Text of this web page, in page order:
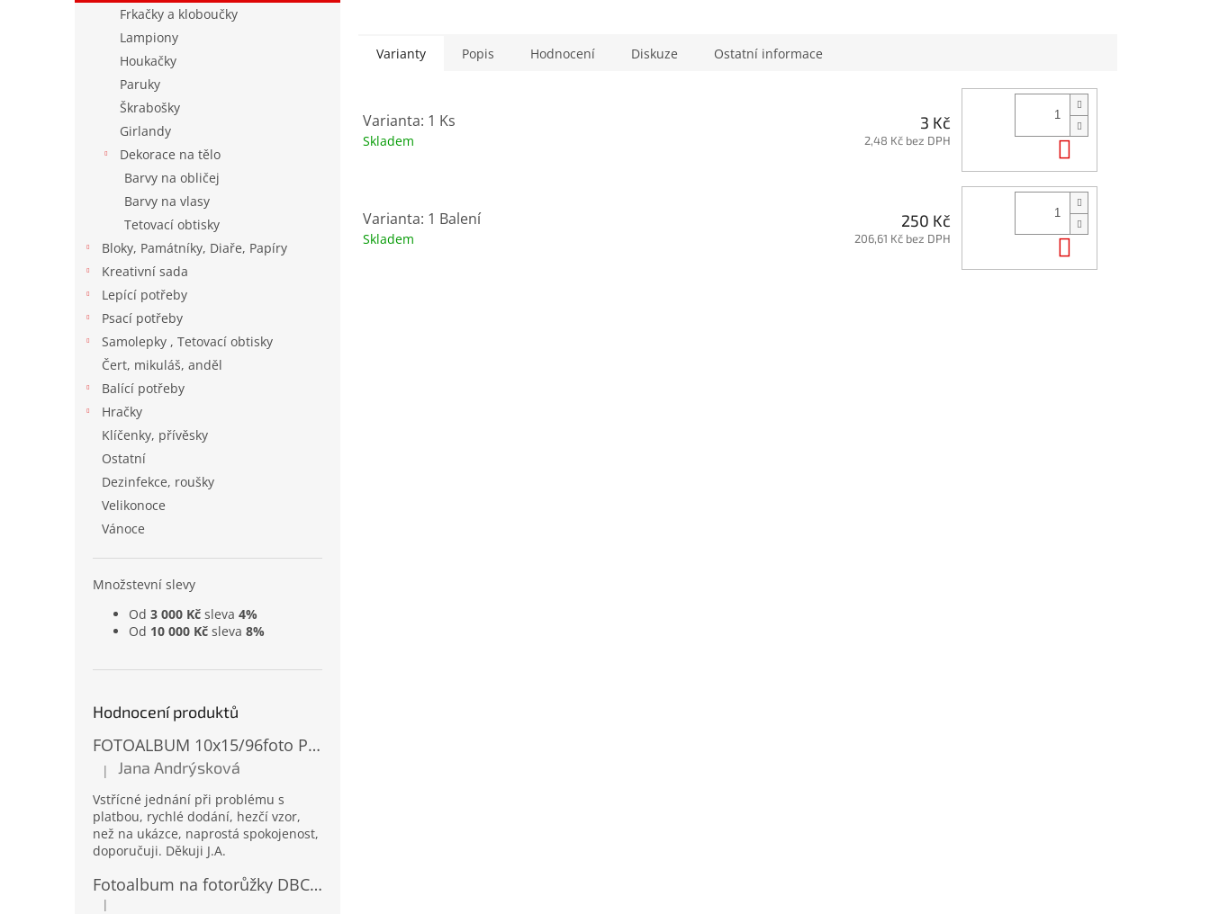
Frkačky a kloboučky
Lampiony
Houkačky
Paruky
Škrabošky
Girlandy
Dekorace na tělo
Barvy na obličej
Barvy na vlasy
Tetovací obtisky
Bloky, Památníky, Diaře, Papíry
Kreativní sada
Lepící potřeby
Psací potřeby
Samolepky , Tetovací obtisky
Čert, mikuláš, anděl
Balící potřeby
Hračky
Klíčenky, přívěsky
Ostatní
Dezinfekce, roušky
Velikonoce
Vánoce
Množstevní slevy
Od 3 000 Kč sleva 4%
Od 10 000 Kč sleva 8%
Hodnocení produktů
FOTOALBUM 10x15/96foto PP-4696 MIX
Hodnocení produktu je 5 z 5 hvězdiček.
| Jana Andrýsková
Vstřícné jednání při problému s
platbou, rychlé dodání, hezčí vzor,
než na ukázce, naprostá spokojenost,
doporučuji. Děkuji J.A.
Fotoalbum na fotorůžky DBCL-30 Homage 2
Hodnocení produktu je 5 z 5 hvězdiček.
|
Varianty Popis Hodnocení Diskuze Ostatní informace
Varianta: 1 Ks
Skladem
3 Kč
2,48 Kč bez DPH
Varianta: 1 Balení
Skladem
250 Kč
206,61 Kč bez DPH